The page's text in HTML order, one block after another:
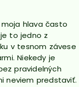
hlava často
to jedno z
v tesnom závese
Niekedy je
pravidelných
neviem predstaviť.